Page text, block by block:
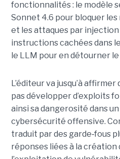
fonctionnalités : le modèle
Sonnet 4.6 pour bloquer
et les attaques par
instructions cachées dans
le LLM pour en détourner
L’éditeur va jusqu’à
pas développer d’exploits
ainsi sa dangerosité dans
cybersécurité offensive.
traduit par des garde‑fous
réponses liées à la création